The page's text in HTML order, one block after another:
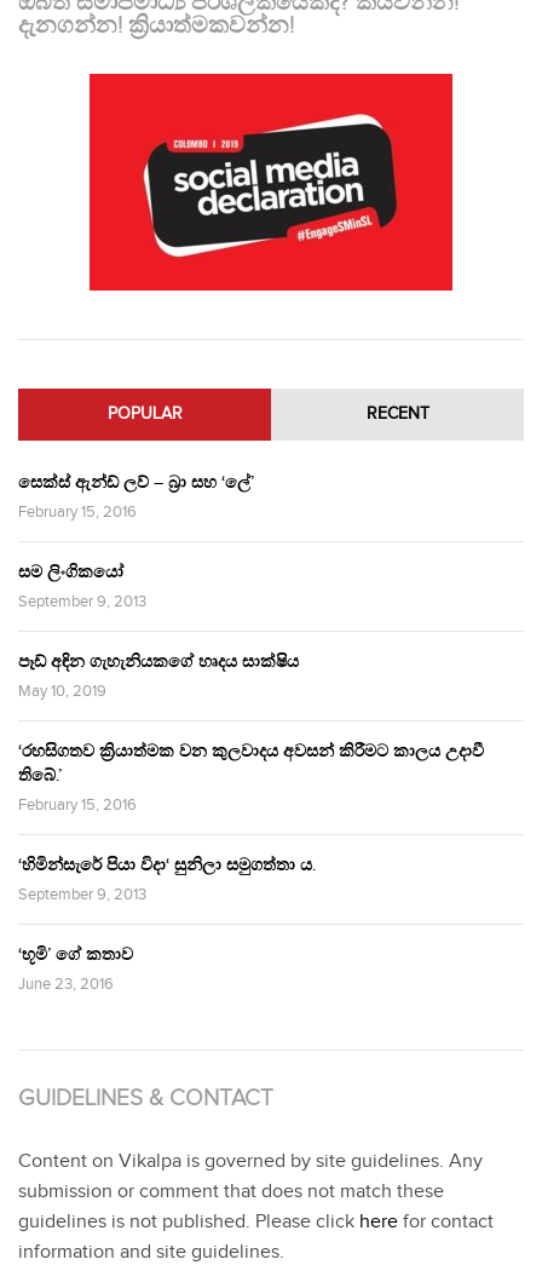
දැනගන්න! ක්‍රියාත්මකවන්න!
POPULAR RECENT
සෙක්ස් ඇන්ඩ් ලව් – බ්‍රා සහ ‘ලේ’
February 15, 2016
සම ලිංගිකයෝ
September 9, 2013
පෑඩ් අඳින ගැහැනියකගේ හෘදය සාක්ෂිය
May 10, 2019
‘රහසිගතව ක්‍රියාත්මක වන කුලවාදය අවසන් කිරීමට කාලය උදාවී
තිබේ.’
February 15, 2016
‘හිමින්සැරේ පියා විදා‘ සුනිලා සමුගත්තා ය.
September 9, 2013
‘භූමි’ ගේ කතාව
June 23, 2016
GUIDELINES & CONTACT
Content on Vikalpa is governed by site guidelines. Any
submission or comment that does not match these
guidelines is not published. Please click here for contact
information and site guidelines.